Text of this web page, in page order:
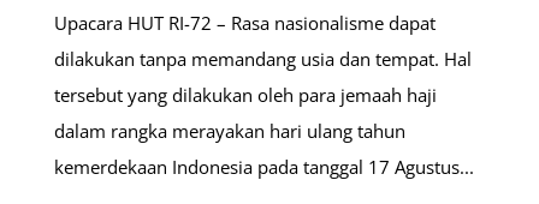
Upacara HUT RI-72 – Rasa nasionalisme dapat
dilakukan tanpa memandang usia dan tempat. Hal
tersebut yang dilakukan oleh para jemaah haji
dalam rangka merayakan hari ulang tahun
kemerdekaan Indonesia pada tanggal 17 Agustus...